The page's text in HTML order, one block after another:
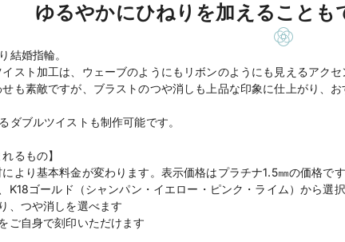
ゆるやかにひねりを加えることも
結婚指輪。
スト加工は、ウェーブのようにもリボンのようにも見えるアク
せも素敵ですが、ブラストのつや消しも上品な印象に仕上がり、
ダブルツイストも制作可能です。
るもの】
より基本料金が変わります。表示価格はプラチナ1.5㎜の価格です
K18ゴールド（シャンパン・イエロー・ピンク・ライム）から選
、つや消しを選べます
ご自身で刻印いただけます